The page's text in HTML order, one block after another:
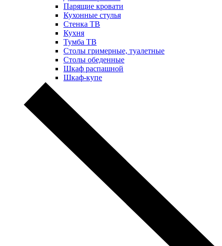
Парящие кровати
Кухонные стулья
Стенка ТВ
Кухня
Тумба ТВ
Столы гримерные, туалетные
Столы обеденные
Шкаф распашной
Шкаф-купе